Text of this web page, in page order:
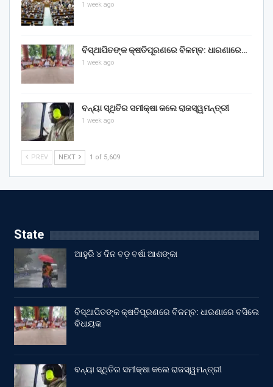
1 week ago
ବିସ୍ଥାପିତଙ୍କ କ୍ଷତିପୂରଣରେ ବିଳମ୍ବ: ଧାରଣାରେ…
1 week ago
ବନ୍ୟା ସ୍ଥିତିର ସମୀକ୍ଷା କଲେ ରାଜସ୍ୱମନ୍ତ୍ରୀ
1 week ago
PREV NEXT 1 of 5,609
State
ଆହୁରି ୪ ଦିନ ବଡ଼ ବର୍ଷା ଆଶଙ୍କା
ବିସ୍ଥାପିତଙ୍କ କ୍ଷତିପୂରଣରେ ବିଳମ୍ବ: ଧାରଣାରେ ବସିଲେ
ବିଧାୟକ
ବନ୍ୟା ସ୍ଥିତିର ସମୀକ୍ଷା କଲେ ରାଜସ୍ୱମନ୍ତ୍ରୀ